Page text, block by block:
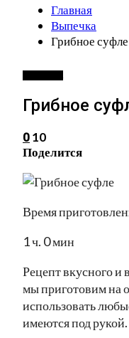
Главная
Выпечка
Грибное суфле
Грибное
0 10
Поделится
Время
1 ч. 0 мин
Рецепт вкусного и
мы приготовим на
использовать
имеются под